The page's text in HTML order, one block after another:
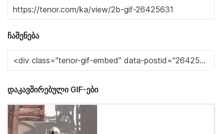
ჩაშენება
დაკავშირებული GIF-ები